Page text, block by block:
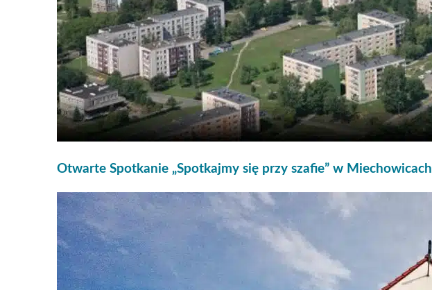
Otwarte Spotkanie „Spotkajmy się przy szafie” w Miechowicach